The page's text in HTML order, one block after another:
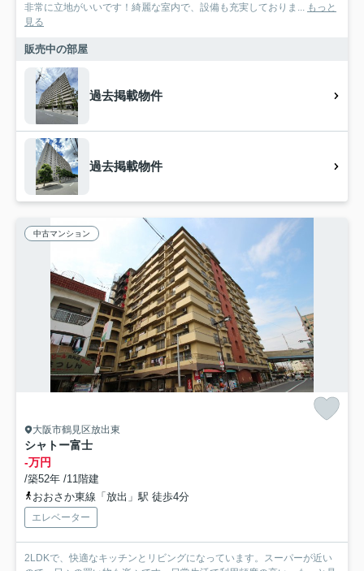
非常に立地がいいです！綺麗な室内で、設備も充実しておりま... もっと
見る
販売中の部屋
過去掲載物件
過去掲載物件
中古マンション
大阪市鶴見区放出東
シャトー富士
-万円
/築52年 /11階建
おおさか東線「放出」駅 徒歩4分
エレベーター
2LDKで、快適なキッチンとリビングになっています。スーパーが近い